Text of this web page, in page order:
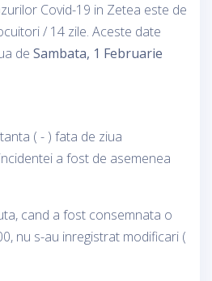
Covid-19 in Zetea este de
/ 14 zile. Aceste date
de Sambata, 1 Februarie
( - ) fata de ziua
a fost de asemenea
cand a fost consemnata o
nu s-au inregistrat modificari (